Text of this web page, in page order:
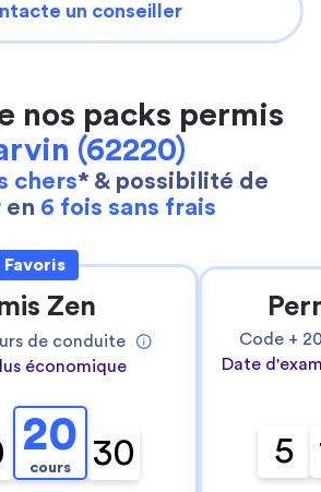
un conseiller
nos packs permis
(62220)
chers* & possibilité de
en 6 fois sans frais
Favoris
Zen
de conduite
économique
20
cours 30
Code +
Date
5